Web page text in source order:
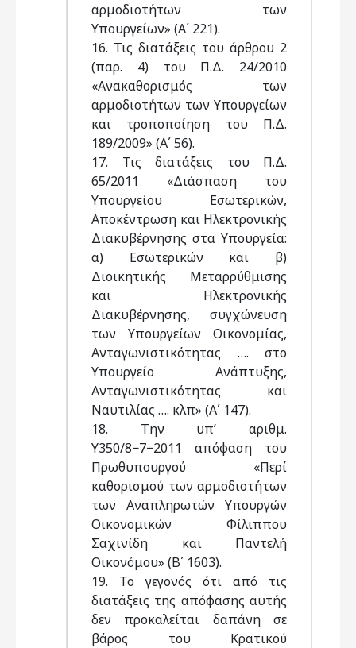
αρμοδιοτήτων των
Υπουργείων» (Α΄ 221).
16. Τις διατάξεις του άρθρου 2
(παρ. 4) του Π.Δ. 24/2010
«Ανακαθορισμός των
αρμοδιοτήτων των Υπουργείων
και τροποποίηση του Π.Δ.
189/2009» (Α΄ 56).
17. Τις διατάξεις του Π.Δ.
65/2011 «Διάσπαση του
Υπουργείου Εσωτερικών,
Αποκέντρωση και Ηλεκτρονικής
Διακυβέρνησης στα Υπουργεία:
α) Εσωτερικών και β)
Διοικητικής Μεταρρύθμισης
και Ηλεκτρονικής
Διακυβέρνησης, συγχώνευση
των Υπουργείων Οικονομίας,
Ανταγωνιστικότητας …. στο
Υπουργείο Ανάπτυξης,
Ανταγωνιστικότητας και
Ναυτιλίας …. κλπ» (Α΄ 147).
18. Την υπ’ αριθμ.
Υ350/8−7−2011 απόφαση του
Πρωθυπουργού «Περί
καθορισμού των αρμοδιοτήτων
των Αναπληρωτών Υπουργών
Οικονομικών Φίλιππου
Σαχινίδη και Παντελή
Οικονόμου» (Β΄ 1603).
19. Το γεγονός ότι από τις
διατάξεις της απόφασης αυτής
δεν προκαλείται δαπάνη σε
βάρος του Κρατικού